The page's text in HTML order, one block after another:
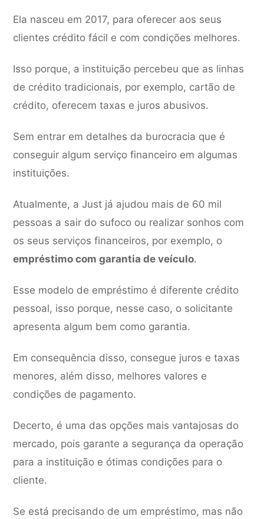
Ela nasceu em 2017, para oferecer aos seus
clientes crédito fácil e com condições melhores.
Isso porque, a instituição percebeu que as linhas
de crédito tradicionais, por exemplo, cartão de
crédito, oferecem taxas e juros abusivos.
Sem entrar em detalhes da burocracia que é
conseguir algum serviço financeiro em algumas
instituições.
Atualmente, a Just já ajudou mais de 60 mil
pessoas a sair do sufoco ou realizar sonhos com
os seus serviços financeiros, por exemplo, o
empréstimo com garantia de veículo.
Esse modelo de empréstimo é diferente crédito
pessoal, isso porque, nesse caso, o solicitante
apresenta algum bem como garantia.
Em consequência disso, consegue juros e taxas
menores, além disso, melhores valores e
condições de pagamento.
Decerto, é uma das opções mais vantajosas do
mercado, pois garante a segurança da operação
para a instituição e ótimas condições para o
cliente.
Se está precisando de um empréstimo, mas não